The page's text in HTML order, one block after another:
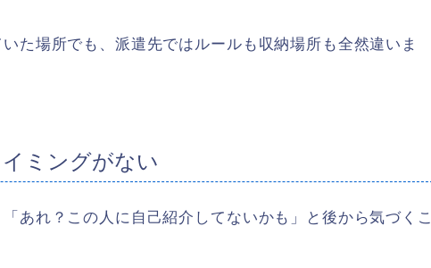
た場所でも、派遣先ではルールも収納場所も全然違いま
ミングがない
あれ？この人に自己紹介してないかも」と後から気づくこ